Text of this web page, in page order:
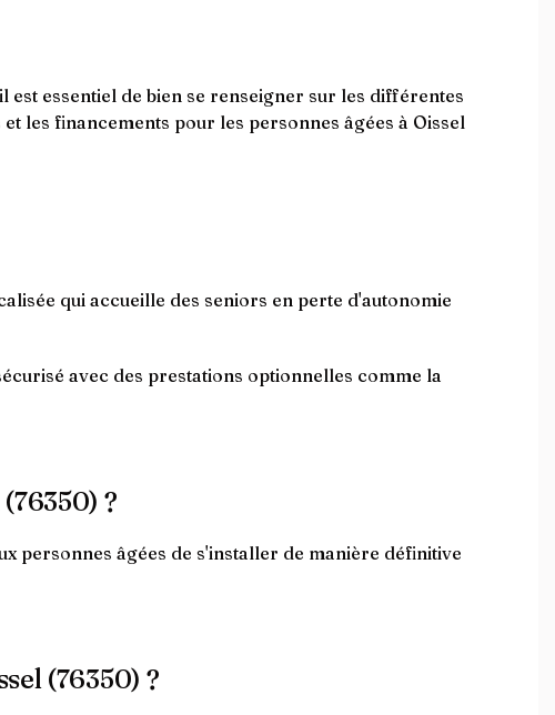
essentiel de bien se renseigner sur les différentes
les financements pour les personnes âgées à Oissel
qui accueille des seniors en perte d'autonomie
avec des prestations optionnelles comme la
?
personnes âgées de s'installer de manière définitive
(76350) ?